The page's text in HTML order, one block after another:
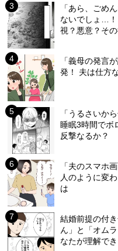
「あら、ごめ
ないでしょ…
視？悪意？そ
「義母の発言
発！ 夫は仕方
「うるさいか
睡眠3時間でボ
反撃なるか？
「夫のスマホ
人のように変
は
結婚前提の付
ん」と「オム
なたが理解でき